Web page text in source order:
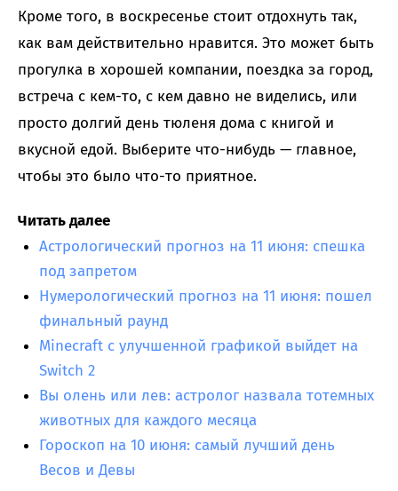
Кроме того, в воскресенье стоит отдохнуть так,
как вам действительно нравится. Это может быть
прогулка в хорошей компании, поездка за город,
встреча с кем-то, с кем давно не виделись, или
просто долгий день тюленя дома с книгой и
вкусной едой. Выберите что-нибудь — главное,
чтобы это было что-то приятное.
Читать далее
Астрологический прогноз на 11 июня: спешка
под запретом
Нумерологический прогноз на 11 июня: пошел
финальный раунд
Minecraft с улучшенной графикой выйдет на
Switch 2
Вы олень или лев: астролог назвала тотемных
животных для каждого месяца
Гороскоп на 10 июня: самый лучший день
Весов и Девы